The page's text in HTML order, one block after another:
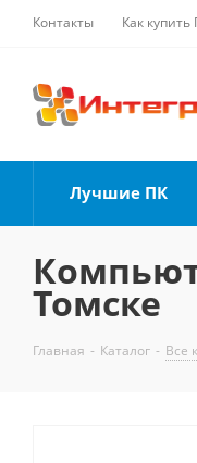
Контакты Как купить
Лучшие ПК
Томске
Главная - Каталог - Все